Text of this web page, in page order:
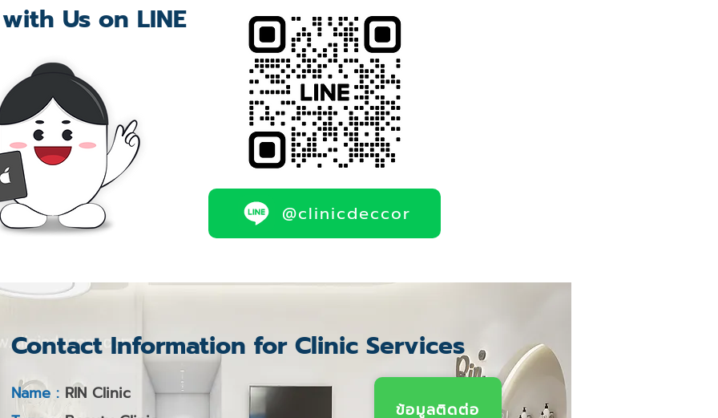
@clinicdeccor
Us on LINE
Contact Information for Clinic Services
Name : RIN Clinic
ข้อมูลติดต่อ